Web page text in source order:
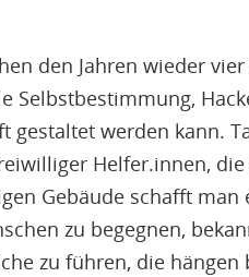
den Jahren wieder vier
Selbstbestimmung,
gestaltet werden kann.
Helfer.innen, die
Gebäude schafft man
zu begegnen,
zu führen, die hängen